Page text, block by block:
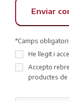
*Camps
He llegit i
Accepto
productes de